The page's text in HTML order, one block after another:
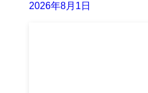
2026年8月1日